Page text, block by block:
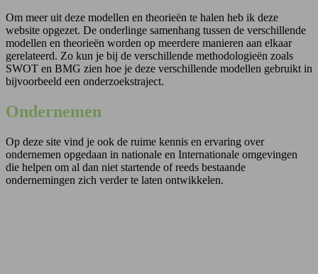
Om meer uit deze modellen en theorieën te halen heb ik deze
website opgezet. De onderlinge samenhang tussen de verschillende
modellen en theorieën worden op meerdere manieren aan elkaar
gerelateerd. Zo kun je bij de verschillende methodologieën zoals
SWOT en BMG zien hoe je deze verschillende modellen gebruikt in
bijvoorbeeld een onderzoekstraject.
Ondernemen
Op deze site vind je ook de ruime kennis en ervaring over
ondernemen opgedaan in nationale en Internationale omgevingen
die helpen om al dan niet startende of reeds bestaande
ondernemingen zich verder te laten ontwikkelen.